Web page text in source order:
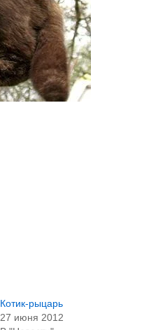
Котик-рыцарь
27 июня 2012